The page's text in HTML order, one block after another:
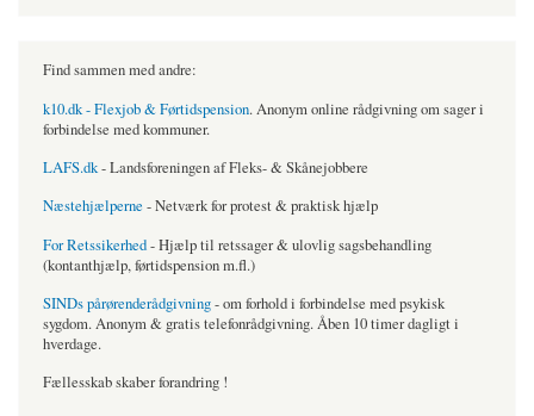
Find sammen med andre:
k10.dk - Flexjob & Førtidspension. Anonym online rådgivning om sager i
forbindelse med kommuner.
LAFS.dk- Landsforeningen af Fleks- & Skånejobbere
Næstehjælperne - Netværk for protest & praktisk hjælp
For Retssikerhed- Hjælp til retssager & ulovlig sagsbehandling
(kontanthjælp, førtidspension m.fl.)
SINDs pårørenderådgivning- om forhold i forbindelse med psykisk
sygdom. Anonym & gratis telefonrådgivning. Åben 10 timer dagligt i
hverdage.
Fællesskab skaber forandring !